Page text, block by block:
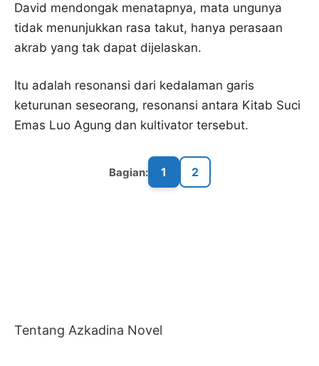
David mendongak menatapnya, mata ungunya
tidak menunjukkan rasa takut, hanya perasaan
akrab yang tak dapat dijelaskan.
Itu adalah resonansi dari kedalaman garis
keturunan seseorang, resonansi antara Kitab Suci
Emas Luo Agung dan kultivator tersebut.
Bagian: 1 2
Tentang Azkadina Novel